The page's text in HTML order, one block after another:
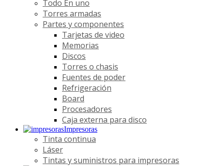
Todo En uno
Torres armadas
Partes y componentes
Tarjetas de video
Memorias
Discos
Torres o chasis
Fuentes de poder
Refrigeración
Board
Procesadores
Caja externa para disco
Impresoras
Tinta continua
Láser
Tintas y suministros para impresoras